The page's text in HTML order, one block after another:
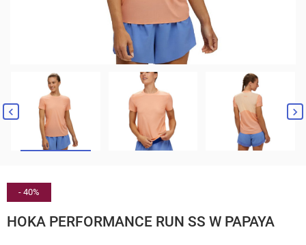
 
- 40%
HOKA PERFORMANCE RUN SS W PAPAYA